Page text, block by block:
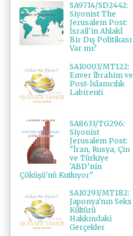
SA9714/SD2442:
Siyonist The
Jerusalem Post:
İsrail'in Ahlakî
Bir Dış Politikası
Var mı?
SA10003/MT122:
Enver İbrahim ve
Post-İslamcılık
Labirenti
SA8633/TG296:
Siyonist
Jerusalem Post:
"İran, Rusya, Çin
ve Türkiye
'ABD’nin
Çöküşü'nü Kutluyor"
SA10293/MT182:
Japonya'nın Seks
Kültürü
Hakkındaki
Gerçekler